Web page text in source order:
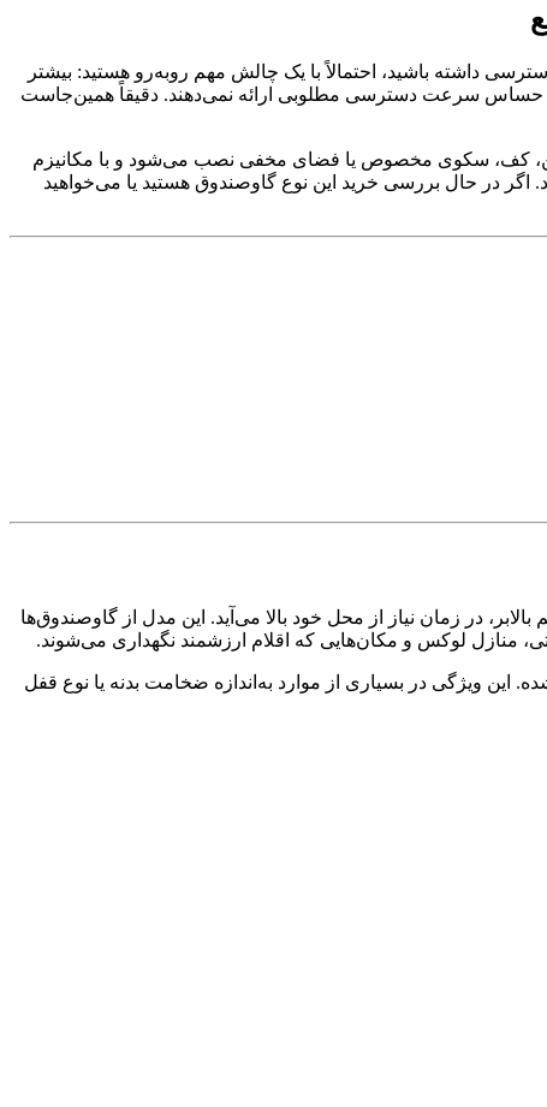
داشته باشید، احتمالاً با یک چالش مهم روبه‌رو هستید: بیشتر
حساس سرعت دسترسی مطلوبی ارائه نمی‌دهند. دقیقاً همین‌جاست
کف، سکوی مخصوص یا فضای مخفی نصب می‌شود و با مکانیزم
در حال بررسی خرید این نوع گاوصندوق هستید یا می‌خواهید
در زمان نیاز از محل خود بالا می‌آید. این مدل از گاوصندوق‌ها
منازل لوکس و مکان‌هایی که اقلام ارزشمند نگهداری می‌شوند.
این ویژگی در بسیاری از موارد به‌اندازه ضخامت بدنه یا نوع قفل